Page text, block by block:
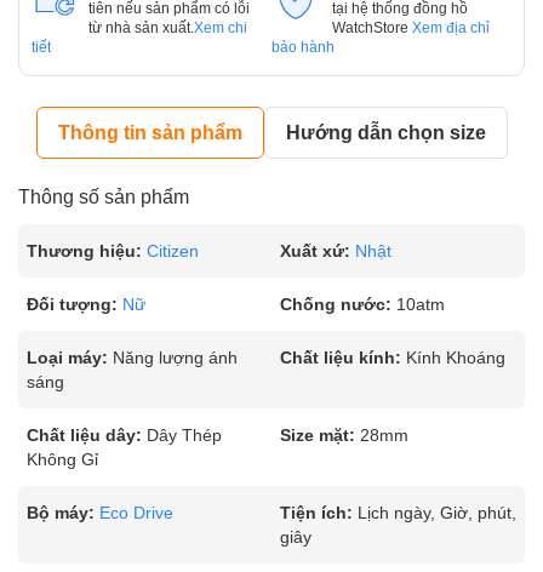
tiên nếu sản phẩm có lỗi
từ nhà sản xuất. Xem chi
tiết
tại hệ thống đồng hồ
WatchStore Xem địa chỉ
bảo hành
Thông tin sản phẩm Hướng dẫn chọn size
Thông số sản phẩm
Thương hiệu: Citizen Xuất xứ: Nhật
Đối tượng: Nữ Chống nước: 10atm
Loại máy: Năng lượng ánh
sáng
Chất liệu kính: Kính Khoáng
Chất liệu dây: Dây Thép
Không Gỉ
Size mặt: 28mm
Bộ máy: Eco Drive Tiện ích: Lịch ngày, Giờ, phút,
giây